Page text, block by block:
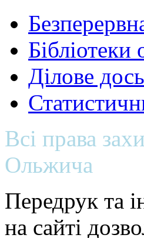
Бібліотеки
Ділове
Всі права
Ольжича
Передрук та
на сайті